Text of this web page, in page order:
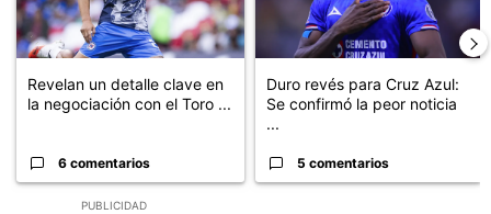
PUBLICIDAD
Revelan un detalle clave en
la negociación con el Toro ...
6 comentarios
Duro revés para Cruz Azul:
Se confirmó la peor noticia
...
5 comentarios